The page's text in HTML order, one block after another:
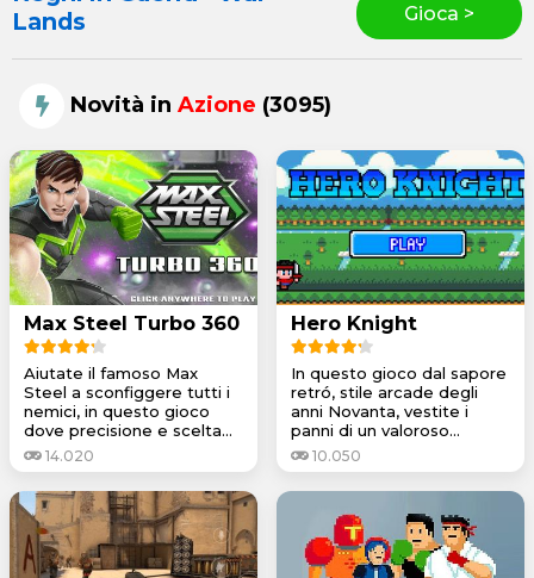
Lands
Gioca >
Novità in Azione (3095)
Max Steel Turbo 360
Aiutate il famoso Max
Steel a sconfiggere tutti i
nemici, in questo gioco
dove precisione e scelta...
14.020
Hero Knight
In questo gioco dal sapore
retró, stile arcade degli
anni Novanta, vestite i
panni di un valoroso...
10.050